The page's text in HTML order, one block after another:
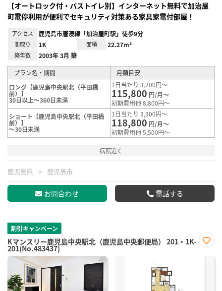
【オートロック付・バストイレ別】インターネット無料で加治屋
町電停利用が便利でセキュリティ対策ある家具家電付部屋！
アクセス 鹿児島市唐湊線「加治屋町駅」徒歩9分
間取り 1K 面積 22.27m²
築年数 2003年 3月 築
プラン名・期間
月額目安
ロング【鹿児島中央駅北（平田橋
前）】
30日以上～360日未満
1日当たり 3,200円～
115,800 円/月～
初期費用他 8,800円～
ショート【鹿児島中央駅北（平田橋
前）】
～30日未満
1日当たり 3,300円～
118,800 円/月～
初期費用他 5,500円～
病院近く
鹿児島県 鹿児島市
お問合わせ 電話する
割引キャンペーン
Kマンスリー鹿児島中央駅北（鹿児島中央郵便局） 201・1K-
201(No.483437)
に入